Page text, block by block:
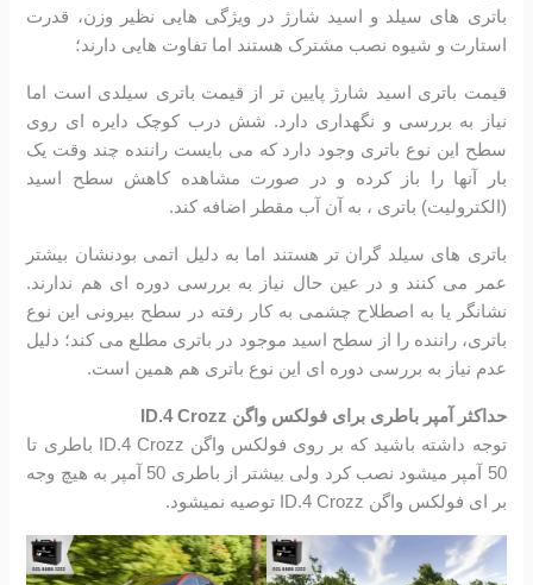
باتری های سیلد و اسید شارژ در ویژگی هایی نظیر وزن، قدرت
استارت و شیوه نصب مشترک هستند اما تفاوت هایی دارند؛
قیمت باتری اسید شارژ پایین تر از قیمت باتری سیلدی است اما
نیاز به بررسی و نگهداری دارد. شش درب کوچک دایره ای روی
سطح این نوع باتری وجود دارد که می بایست راننده چند وقت یک
بار آنها را باز کرده و در صورت مشاهده کاهش سطح اسید
(الکترولیت) باتری ، به آن آب مقطر اضافه کند.
باتری های سیلد گران تر هستند اما به دلیل اتمی بودنشان بیشتر
عمر می کنند و در عین حال نیاز به بررسی دوره ای هم ندارند.
نشانگر یا به اصطلاح چشمی به کار رفته در سطح بیرونی این نوع
باتری، راننده را از سطح اسید موجود در باتری مطلع می کند؛ دلیل
عدم نیاز به بررسی دوره ای این نوع باتری هم همین است.
حداکثر آمپر باطری برای فولکس واگن ID.4 Crozz
توجه داشته باشید که بر روی فولکس واگن ID.4 Crozz باطری تا
50 آمپر میشود نصب کرد ولی بیشتر از باطری 50 آمپر به هیچ وجه
بر ای فولکس واگن ID.4 Crozz توصیه نمیشود.